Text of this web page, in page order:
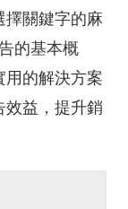
擇關鍵字的麻
的基本概
用的解決方案
效益，提升銷